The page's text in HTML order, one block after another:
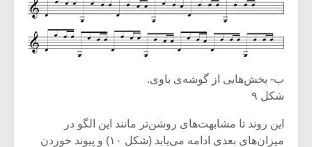
ب- بخش‌هایی از گوشه‌ی باوی.
شکل ۹
این روند تا مشابهت‌های روشن‌تر مانند این الگو در
میزان‌های بعدی ادامه می‌یابد (شکل ۱۰) و پیوند خوردن